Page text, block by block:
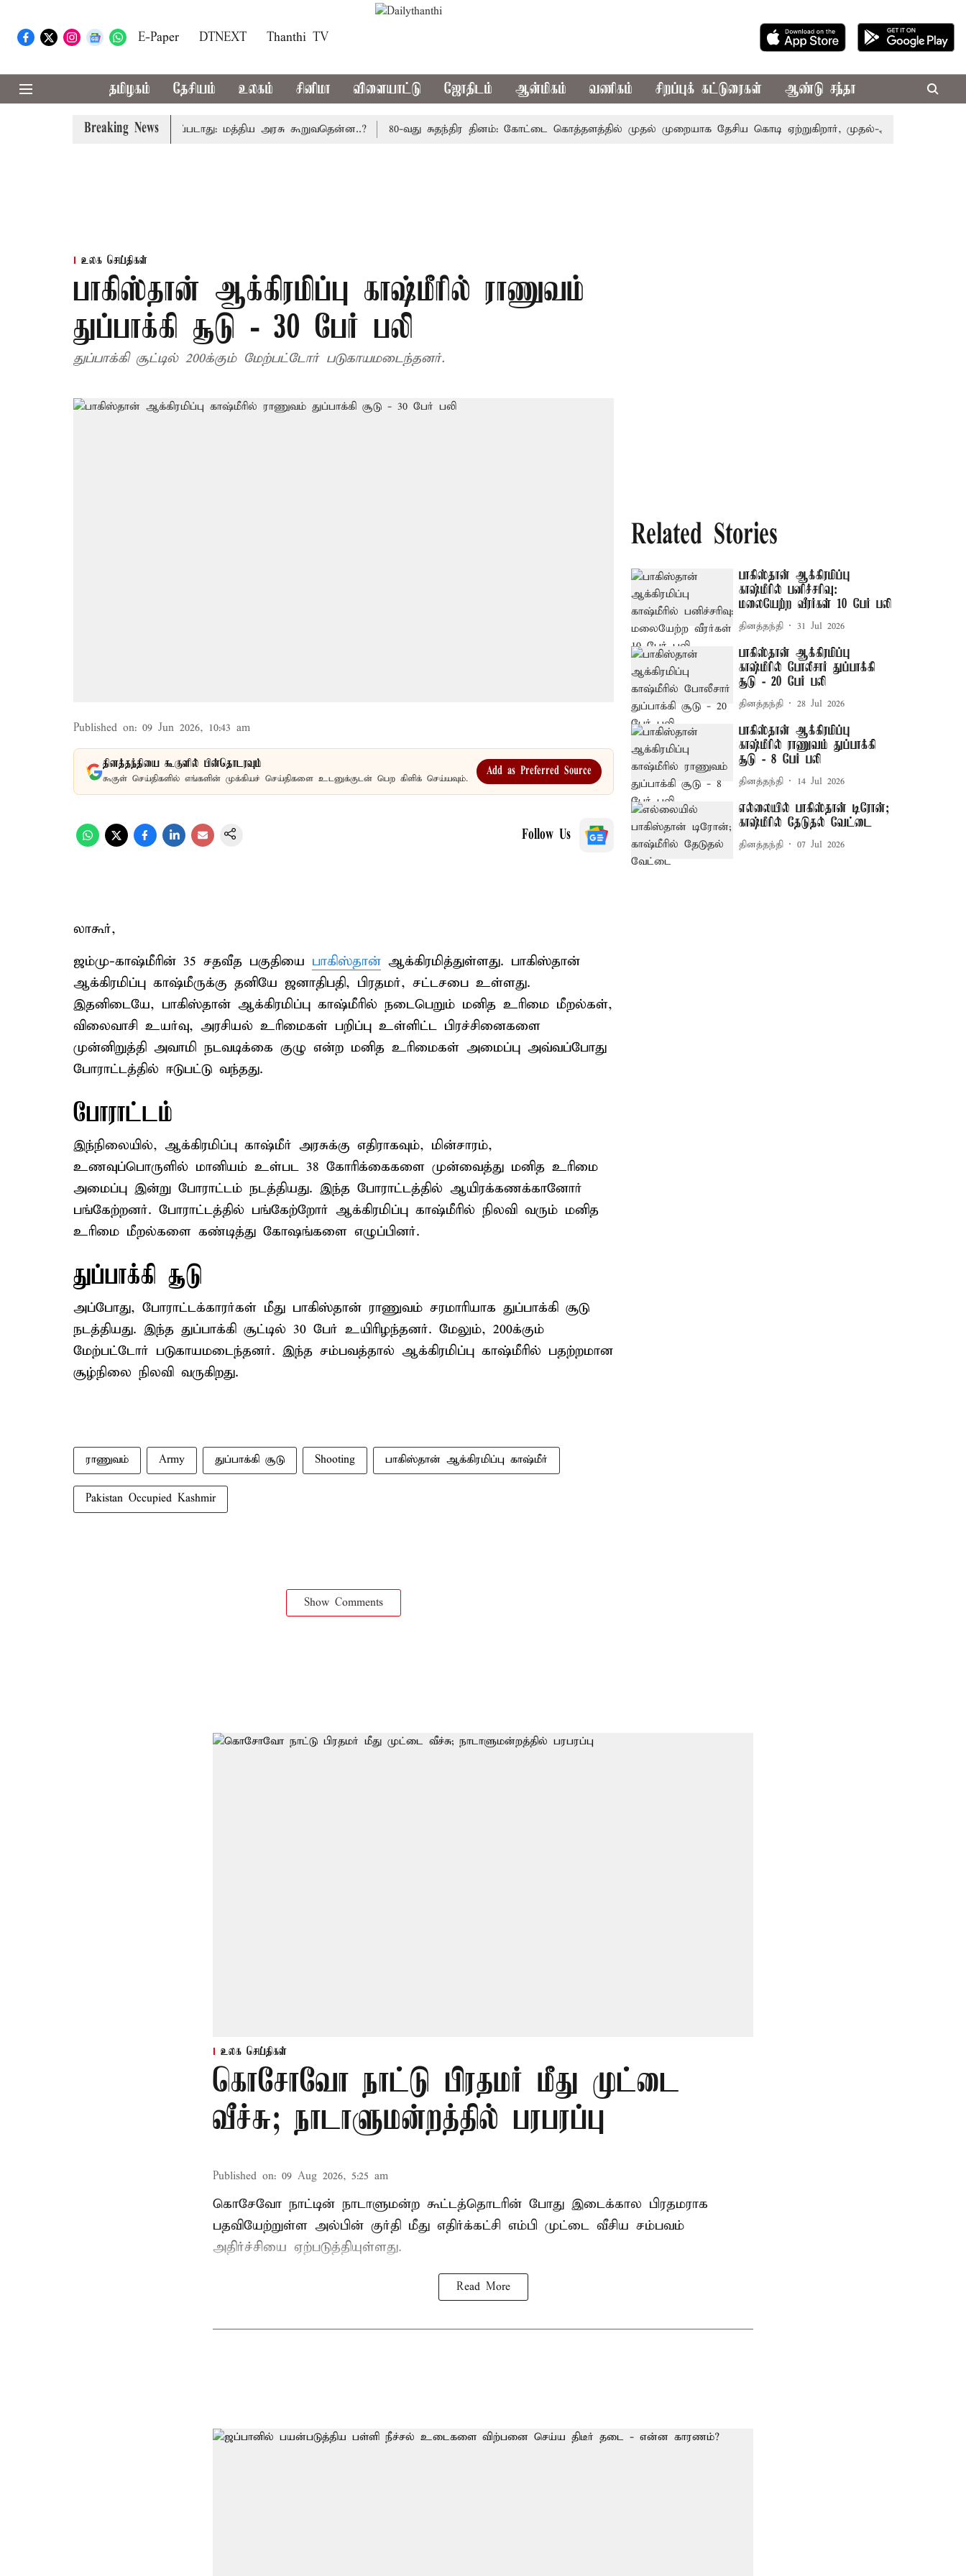
E-Paper DTNEXT Thanthi TV
தமிழகம் தேசியம் உலகம் சினிமா விளையாட்டு ஜோதிடம் ஆன்மிகம் வணிகம் சிறப்புக் கட்டுரைகள் ஆண்டு சந்தா
Breaking News
கட்டணம் வசூலிக்கப்படாது: மத்திய அரசு கூறுவதென்ன..? 80-வது சுதந்திர தினம்: கோட்டை கொத்தளத்தில் முதல் முறையாக தேசிய கொடி ஏற்றுகிறார், முதல்-அமைச்சர் விஜய்!
உலக செய்திகள்
பாகிஸ்தான் ஆக்கிரமிப்பு காஷ்மீரில் ராணுவம்
துப்பாக்கி சூடு - 30 பேர் பலி
துப்பாக்கி சூட்டில் 200க்கும் மேற்பட்டோர் படுகாயமடைந்தனர்.
Published on: 09 Jun 2026, 10:43 am
தினத்தந்தியை கூகுளில் பின்தொடரவும்
கூகுள் செய்திகளில் எங்களின் முக்கியச் செய்திகளை உடனுக்குடன் பெற கிளிக் செய்யவும்.
Add as Preferred Source
Follow Us
லாகூர்,
ஜம்மு-காஷ்மீரின் 35 சதவீத பகுதியை பாகிஸ்தான் ஆக்கிரமித்துள்ளது. பாகிஸ்தான்
ஆக்கிரமிப்பு காஷ்மீருக்கு தனியே ஜனாதிபதி, பிரதமர், சட்டசபை உள்ளது.
இதனிடையே, பாகிஸ்தான் ஆக்கிரமிப்பு காஷ்மீரில் நடைபெறும் மனித உரிமை மீறல்கள்,
விலைவாசி உயர்வு, அரசியல் உரிமைகள் பறிப்பு உள்ளிட்ட பிரச்சினைகளை
முன்னிறுத்தி அவாமி நடவடிக்கை குழு என்ற மனித உரிமைகள் அமைப்பு அவ்வப்போது
போராட்டத்தில் ஈடுபட்டு வந்தது.
போராட்டம்
இந்நிலையில், ஆக்கிரமிப்பு காஷ்மீர் அரசுக்கு எதிராகவும், மின்சாரம்,
உணவுப்பொருளில் மானியம் உள்பட 38 கோரிக்கைகளை முன்வைத்து மனித உரிமை
அமைப்பு இன்று போராட்டம் நடத்தியது. இந்த போராட்டத்தில் ஆயிரக்கணக்கானோர்
பங்கேற்றனர். போராட்டத்தில் பங்கேற்றோர் ஆக்கிரமிப்பு காஷ்மீரில் நிலவி வரும் மனித
உரிமை மீறல்களை கண்டித்து கோஷங்களை எழுப்பினர்.
துப்பாக்கி சூடு
அப்போது, போராட்டக்காரர்கள் மீது பாகிஸ்தான் ராணுவம் சரமாரியாக துப்பாக்கி சூடு
நடத்தியது. இந்த துப்பாக்கி சூட்டில் 30 பேர் உயிரிழந்தனர். மேலும், 200க்கும்
மேற்பட்டோர் படுகாயமடைந்தனர். இந்த சம்பவத்தால் ஆக்கிரமிப்பு காஷ்மீரில் பதற்றமான
சூழ்நிலை நிலவி வருகிறது.
ராணுவம் Army துப்பாக்கி சூடு Shooting பாகிஸ்தான் ஆக்கிரமிப்பு காஷ்மீர்
Pakistan Occupied Kashmir
Show Comments
Related Stories
பாகிஸ்தான் ஆக்கிரமிப்பு
காஷ்மீரில் பனிச்சரிவு:
மலையேற்ற வீரர்கள் 10 பேர் பலி
தினத்தந்தி 31 Jul 2026
பாகிஸ்தான் ஆக்கிரமிப்பு
காஷ்மீரில் போலீசார் துப்பாக்கி
சூடு - 20 பேர் பலி
தினத்தந்தி 28 Jul 2026
பாகிஸ்தான் ஆக்கிரமிப்பு
காஷ்மீரில் ராணுவம் துப்பாக்கி
சூடு - 8 பேர் பலி
தினத்தந்தி 14 Jul 2026
எல்லையில் பாகிஸ்தான் டிரோன்;
காஷ்மீரில் தேடுதல் வேட்டை
தினத்தந்தி 07 Jul 2026
உலக செய்திகள்
கொசோவோ நாட்டு பிரதமர் மீது முட்டை
வீச்சு; நாடாளுமன்றத்தில் பரபரப்பு
Published on: 09 Aug 2026, 5:25 am
கொசேவோ நாட்டின் நாடாளுமன்ற கூட்டத்தொடரின் போது இடைக்கால பிரதமராக
பதவியேற்றுள்ள அல்பின் குர்தி மீது எதிர்க்கட்சி எம்பி முட்டை வீசிய சம்பவம்
அதிர்ச்சியை ஏற்படுத்தியுள்ளது.
Read More